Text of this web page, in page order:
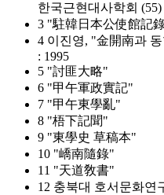
한국근현대사학회 (55)
3 "駐韓日本公使館記
4 이진영, "金開南과
: 1995
5 "討匪大略"
6 "甲午軍政實記"
7 "甲午東學亂"
8 "梧下記聞"
9 "東學史 草稿本"
10 "嶠南隨錄"
11 "天道敎書"
12 충북대 호서문화연